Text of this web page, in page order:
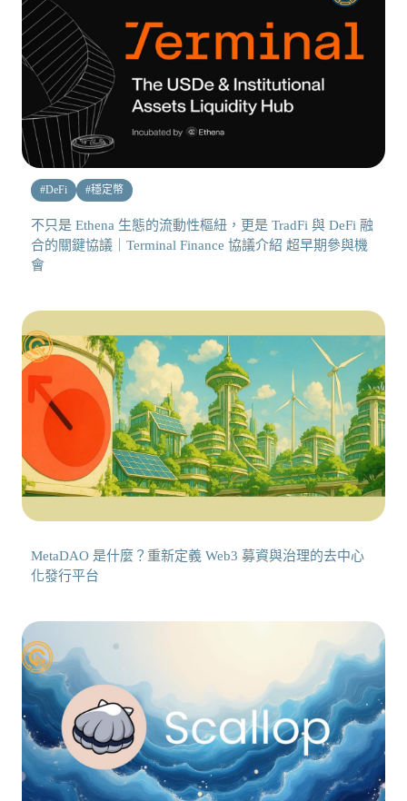
#DeFi #穩定幣
不只是 Ethena 生態的流動性樞紐，更是 TradFi 與 DeFi 融
合的關鍵協議｜Terminal Finance 協議介紹 超早期參與機
會
MetaDAO 是什麼？重新定義 Web3 募資與治理的去中心
化發行平台